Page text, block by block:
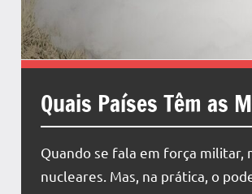
Quais Países Têm as
Quando se fala em força militar,
nucleares. Mas, na prática, o